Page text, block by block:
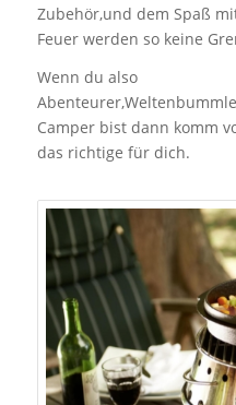
Zubehör,und dem Spaß
Feuer werden so keine
Wenn du also
Camper bist dann komm
das richtige für dich.